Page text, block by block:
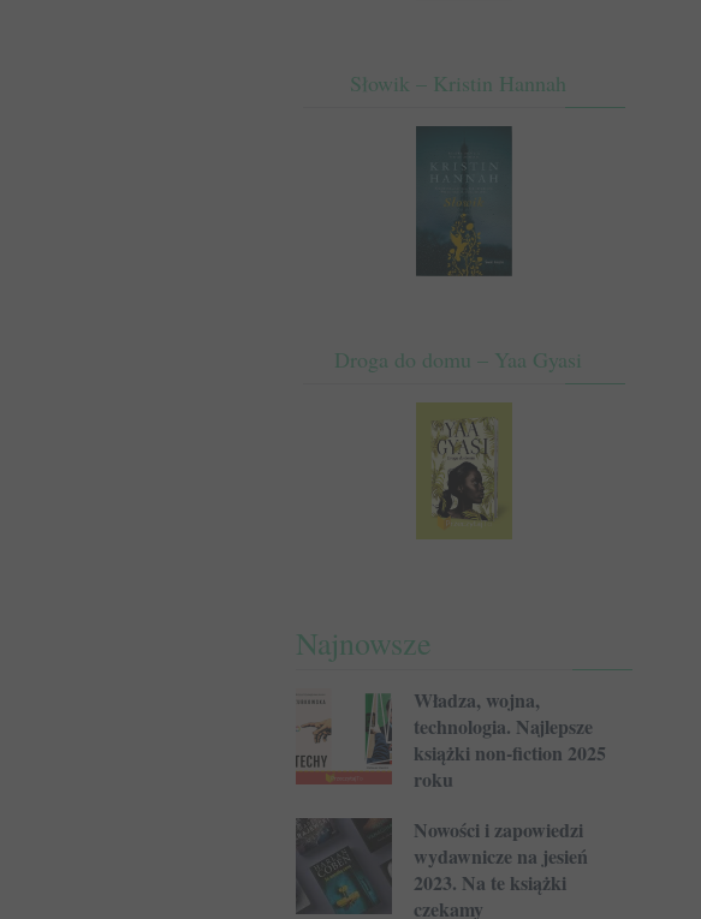
Słowik – Kristin Hannah
Droga do domu – Yaa Gyasi
Najnowsze
Władza, wojna,
technologia. Najlepsze
książki non-fiction 2025
roku
Nowości i zapowiedzi
wydawnicze na jesień
2023. Na te książki
czekamy